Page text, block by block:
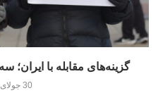
گزینه‌های مقابله با ایران؛
30 جولای 2026